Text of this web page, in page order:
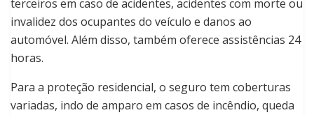
terceiros em caso de acidentes, acidentes com morte ou
invalidez dos ocupantes do veículo e danos ao
automóvel. Além disso, também oferece assistências 24
horas.
Para a proteção residencial, o seguro tem coberturas
variadas, indo de amparo em casos de incêndio, queda